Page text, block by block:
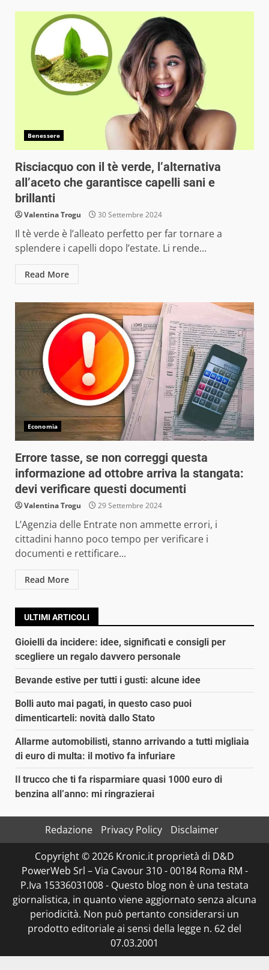
Benessere
Risciacquo con il tè verde, l’alternativa
all’aceto che garantisce capelli sani e
brillanti
Valentina Trogu 30 Settembre 2024
Il tè verde è l’alleato perfetto per far tornare a
splendere i capelli dopo l’estate. Li rende...
Read More
Economia
Errore tasse, se non correggi questa
informazione ad ottobre arriva la stangata:
devi verificare questi documenti
Valentina Trogu 29 Settembre 2024
L’Agenzia delle Entrate non ammette errori, i
cittadini hanno poco tempo per verificare i
documenti e rettificare...
Read More
ULTIMI ARTICOLI
Gioielli da incidere: idee, significati e consigli per
scegliere un regalo davvero personale
Bevande estive per tutti i gusti: alcune idee
Bolli auto mai pagati, in questo caso puoi
dimenticarteli: novità dallo Stato
Allarme automobilisti, stanno arrivando a tutti migliaia
di euro di multa: il motivo fa infuriare
Il trucco che ti fa risparmiare quasi 1000 euro di
benzina all’anno: mi ringrazierai
Redazione Privacy Policy
Disclaimer
Copyright © 2026 Kronic.it proprietà di D&D
PowerWeb Srl – Via Cavour 310 - 00184 Roma RM -
P.Iva 15336031008 - Questo blog non è una testata
giornalistica, in quanto viene aggiornato senza alcuna
periodicità. Non può pertanto considerarsi un
prodotto editoriale ai sensi della legge n. 62 del
07.03.2001